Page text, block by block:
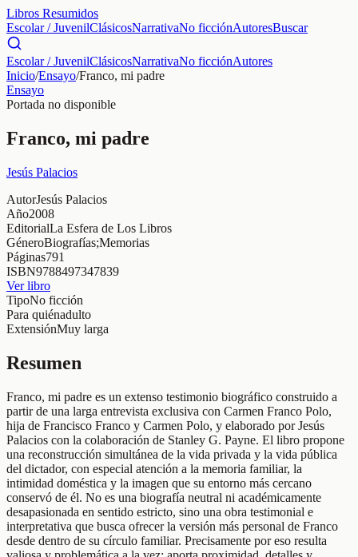
Libros Resumidos
Escolar / JuvenilClásicosNarrativaNo ficciónAutoresBuscar
Escolar / JuvenilClásicosNarrativaNo ficciónAutores
Inicio/Ensayo/Franco, mi padre
Ensayo
Portada no disponible
Franco, mi padre
Jesús Palacios
AutorJesús Palacios
Año2008
EditorialLa Esfera de Los Libros
GéneroBiografías;Memorias
Páginas791
ISBN9788497347839
Ver libro
TipoNo ficción
Para quiénadulto
ExtensiónMuy larga
Resumen
Franco, mi padre es un extenso testimonio biográfico construido a
partir de una larga entrevista exclusiva con Carmen Franco Polo,
hija de Francisco Franco y Carmen Polo, y elaborado por Jesús
Palacios con la colaboración de Stanley G. Payne. El libro propone
una reconstrucción simultánea de la vida privada y la vida pública
del dictador, con especial atención a la memoria familiar, la
intimidad doméstica y la imagen que su entorno más cercano
conservó de él. No es una biografía neutral ni académicamente
desapasionada en sentido estricto, sino una obra testimonial e
interpretativa que busca ofrecer la versión más personal de Franco
desde dentro de su círculo familiar. Precisamente por eso resulta